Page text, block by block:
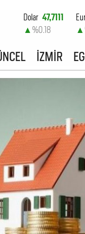
Dolar 47,7111
▲ %0.18
▲
İZMİR